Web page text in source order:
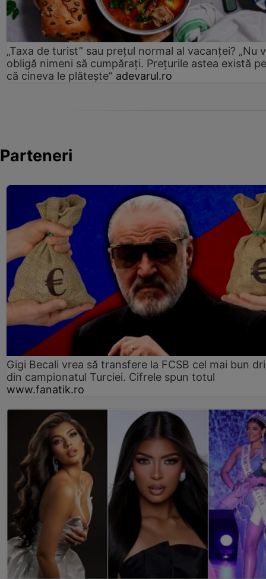
„Taxa de turist” sau prețul normal al vacanței? „Nu
obligă nimeni să cumpărați. Prețurile astea există
că cineva le plătește” adevarul.ro
Parteneri
Gigi Becali vrea să transfere la FCSB cel mai bun
din campionatul Turciei. Cifrele spun totul
www.fanatik.ro